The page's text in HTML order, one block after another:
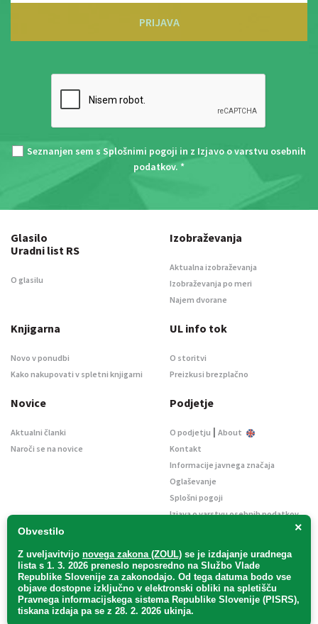
PRIJAVA
Seznanjen sem s Splošnimi pogoji in z Izjavo o varstvu osebnih
podatkov. *
×
Obvestilo
Z uveljavitvijo novega zakona (ZOUL) se je izdajanje uradnega
lista s 1. 3. 2026 preneslo neposredno na Službo Vlade
Republike Slovenije za zakonodajo. Od tega datuma bodo vse
objave dostopne izključno v elektronski obliki na spletišču
Pravnega informacijskega sistema Republike Slovenije (PISRS),
tiskana izdaja pa se z 28. 2. 2026 ukinja.
Glasilo
Uradni list RS
O glasilu
Izobraževanja
Aktualna izobraževanja
Izobraževanja po meri
Najem dvorane
Knjigarna
Novo v ponudbi
Kako nakupovati v spletni knjigarni
UL info tok
O storitvi
Preizkusi brezplačno
Novice
Aktualni članki
Naroči se na novice
Podjetje
O podjetju | About
Kontakt
Informacije javnega značaja
Oglaševanje
Splošni pogoji
Izjava o varstvu osebnih podatkov
Uradni list d. o. o. – v likvidaciji / Vse pravice pridržane.